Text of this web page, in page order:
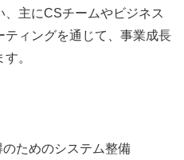
、主にCSチームやビジネス
ィングを通じて、事業成長
。
ためのシステム整備